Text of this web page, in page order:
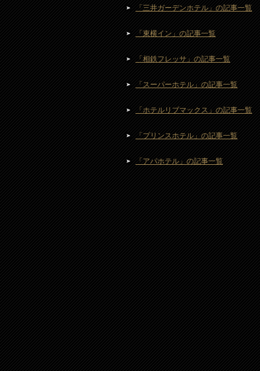
「三井ガーデンホテル」の記事一覧
「東横イン」の記事一覧
「相鉄フレッサ」の記事一覧
「スーパーホテル」の記事一覧
「ホテルリブマックス」の記事一覧
「プリンスホテル」の記事一覧
「アパホテル」の記事一覧